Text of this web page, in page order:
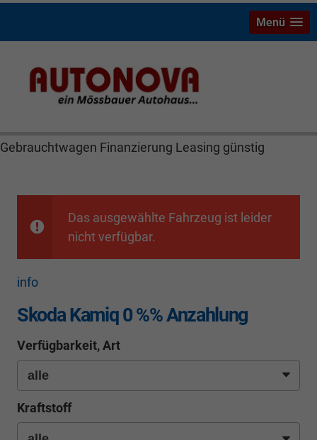
Skoda Kamiq Mössbauer Autonova Bayreuth Brucker
MGS Räthel Marktredwitz Wiesau Wunsiedel Hof
Gebrauchtwagen Finanzierung Leasing günstig
Menü
Das ausgewählte Fahrzeug ist leider
nicht verfügbar.
info
Skoda Kamiq 0 %% Anzahlung
Verfügbarkeit, Art
Kraftstoff